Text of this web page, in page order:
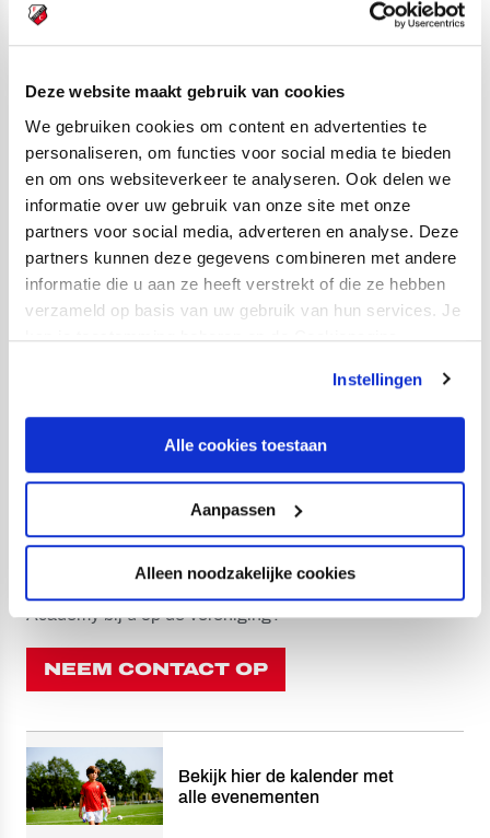
Deze website maakt gebruik van cookies
We gebruiken cookies om content en advertenties te
personaliseren, om functies voor social media te bieden
en om ons websiteverkeer te analyseren. Ook delen we
informatie over uw gebruik van onze site met onze
partners voor social media, adverteren en analyse. Deze
partners kunnen deze gegevens combineren met andere
informatie die u aan ze heeft verstrekt of die ze hebben
verzameld op basis van uw gebruik van hun services. Je
kan je toestemming beheren op de Cookiepagina.
Instellingen
Alle cookies toestaan
Aanpassen
Alleen noodzakelijke cookies
Experience organiseert?
NEEM CONTACT OP
Regionale partnerclubs
Ook geïnteresseerd in FC Utrecht Voetbalkampen,
FC Utrecht Voetbalclinics of de FC Utrecht Coach
Academy bij u op de vereniging?
NEEM CONTACT OP
Bekijk hier de kalender met
alle evenementen